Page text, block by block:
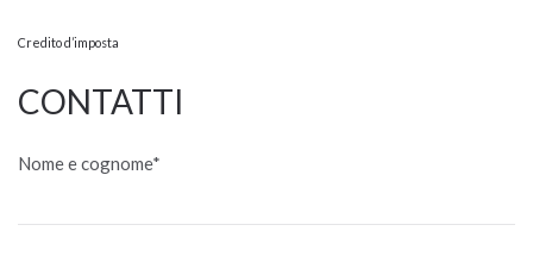
Credito d’imposta
CONTATTI
Nome e cognome*